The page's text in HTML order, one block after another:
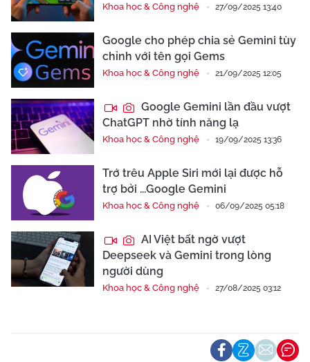
Khoa học & Công nghệ 27/09/2025 13:40
Google cho phép chia sẻ Gemini tùy
chỉnh với tên gọi Gems
Khoa học & Công nghệ 21/09/2025 12:05
Google Gemini lần đầu vượt
ChatGPT nhờ tính năng lạ
Khoa học & Công nghệ 19/09/2025 13:36
Trớ trêu Apple Siri mới lại được hỗ
trợ bởi ...Google Gemini
Khoa học & Công nghệ 06/09/2025 05:18
AI Việt bất ngờ vượt
Deepseek và Gemini trong lòng
người dùng
Khoa học & Công nghệ 27/08/2025 03:12